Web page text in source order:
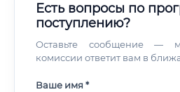
Есть вопросы по
поступлению?
Оставьте сообщение —
комиссии ответит вам в
Ваше имя *